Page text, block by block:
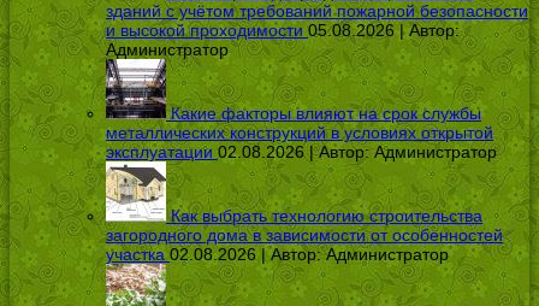
зданий с учётом требований пожарной безопасности
и высокой проходимости 05.08.2026 | Автор:
Администратор
Какие факторы влияют на срок службы
металлических конструкций в условиях открытой
эксплуатации 02.08.2026 | Автор: Администратор
Как выбрать технологию строительства
загородного дома в зависимости от особенностей
участка 02.08.2026 | Автор:Администратор